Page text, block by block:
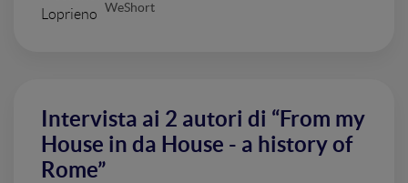
WeShort
Intervista ai 2 autori di “From my
House in da House - a history of
Rome”